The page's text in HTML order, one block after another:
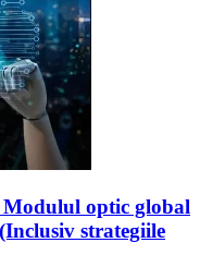
Modulul optic global
strategiile